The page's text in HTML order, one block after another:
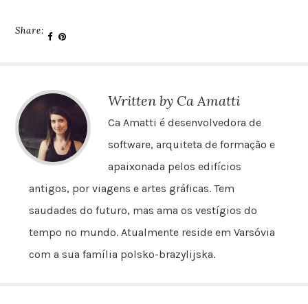
Share:
Written by Ca Amatti
Ca Amatti é desenvolvedora de
software, arquiteta de formação e
apaixonada pelos edifícios
antigos, por viagens e artes gráficas. Tem
saudades do futuro, mas ama os vestígios do
tempo no mundo. Atualmente reside em Varsóvia
com a sua família polsko-brazylijska.